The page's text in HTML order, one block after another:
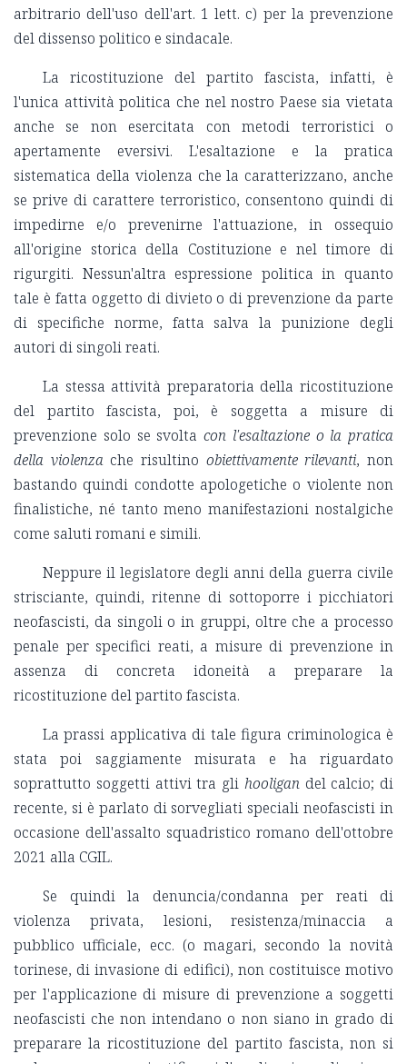
arbitrario dell'uso dell'art. 1 lett. c) per la prevenzione
del dissenso politico e sindacale.
La ricostituzione del partito fascista, infatti, è
l'unica attività politica che nel nostro Paese sia vietata
anche se non esercitata con metodi terroristici o
apertamente eversivi. L'esaltazione e la pratica
sistematica della violenza che la caratterizzano, anche
se prive di carattere terroristico, consentono quindi di
impedirne e/o prevenirne l'attuazione, in ossequio
all'origine storica della Costituzione e nel timore di
rigurgiti. Nessun'altra espressione politica in quanto
tale è fatta oggetto di divieto o di prevenzione da parte
di specifiche norme, fatta salva la punizione degli
autori di singoli reati.
La stessa attività preparatoria della ricostituzione
del partito fascista, poi, è soggetta a misure di
prevenzione solo se svolta con l'esaltazione o la pratica
della violenzache risultino obiettivamente rilevanti, non
bastando quindi condotte apologetiche o violente non
finalistiche, né tanto meno manifestazioni nostalgiche
come saluti romani e simili.
Neppure il legislatore degli anni della guerra civile
strisciante, quindi, ritenne di sottoporre i picchiatori
neofascisti, da singoli o in gruppi, oltre che a processo
penale per specifici reati, a misure di prevenzione in
assenza di concreta idoneità a preparare la
ricostituzione del partito fascista.
La prassi applicativa di tale figura criminologica è
stata poi saggiamente misurata e ha riguardato
soprattutto soggetti attivi tra gli hooligandel calcio; di
recente, si è parlato di sorvegliati speciali neofascisti in
occasione dell'assalto squadristico romano dell'ottobre
2021 alla CGIL.
Se quindi la denuncia/condanna per reati di
violenza privata, lesioni, resistenza/minaccia a
pubblico ufficiale, ecc. (o magari, secondo la novità
torinese, di invasione di edifici), non costituisce motivo
per l'applicazione di misure di prevenzione a soggetti
neofascisti che non intendano o non siano in grado di
preparare la ricostituzione del partito fascista, non si